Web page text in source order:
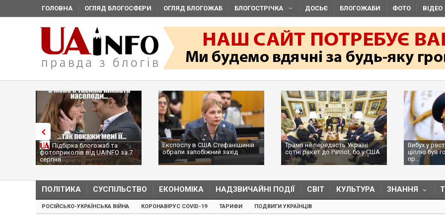
ГОЛОВНА ОГЛЯД БЛОГОСФЕРИ ОГЛЯД БЛОГОЖАБ БЛОГОСТРІЧКА ДОСЬЄ БЛОГОЖАБИ ФОТО ВІДЕО
Підбірка блогожаб та
фотоприколів від UAINFO за 7
серпня
Експослу в США Стефанішиній
обрали запобіжний захід
Трамп не передасть Україні
сотні ракет до Patriot, бо у США
...
Вибух у
ціллю був
пр...
ПОЛІТИКА СУСПІЛЬСТВО ЕКОНОМІКА НАДЗВИЧАЙНІ ПОДІЇ СВІТ КУЛЬТУРА ЗНАННЯ
РОСІЙСЬКО-УКРАЇНСЬКА ВІЙНА КОРОНАВІРУС COVID-19 ТАРИФИ ПОДВИГИ УКРАЇНЦІВ